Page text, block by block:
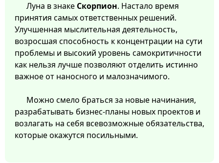
Луна в знаке Скорпион. Настало время
принятия самых ответственных решений.
Улучшенная мыслительная деятельность,
возросшая способность к концентрации на сути
проблемы и высокий уровень самокритичности
как нельзя лучше позволяют отделить истинно
важное от наносного и малозначимого.
Можно смело браться за новые начинания,
разрабатывать бизнес-планы новых проектов и
возлагать на себя всевозможные обязательства,
которые окажутся посильными.